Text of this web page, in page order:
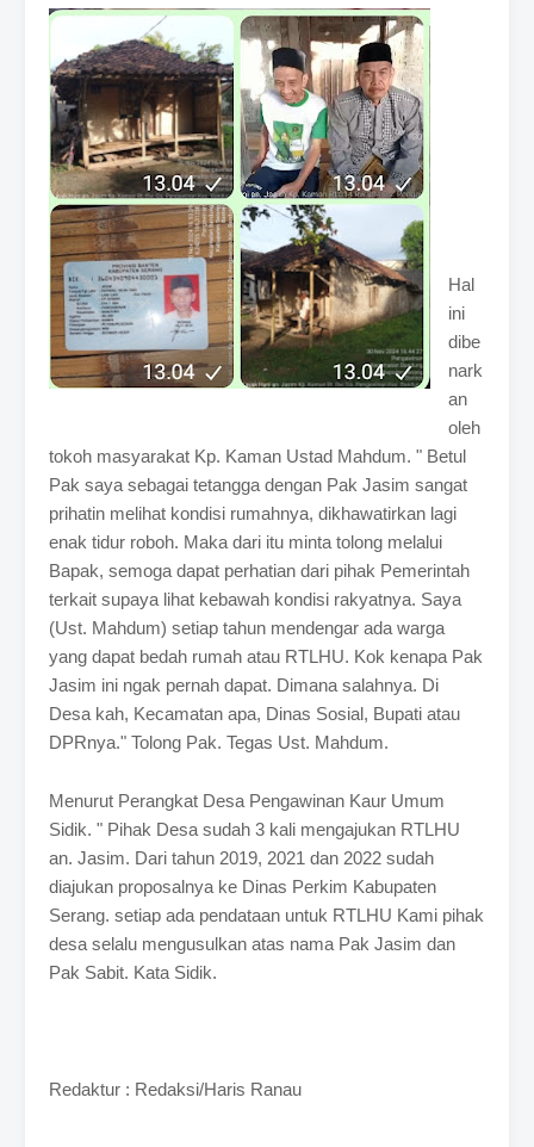
Hal
ini
dibe
nark
an
oleh
tokoh masyarakat Kp. Kaman Ustad Mahdum. " Betul
Pak saya sebagai tetangga dengan Pak Jasim sangat
prihatin melihat kondisi rumahnya, dikhawatirkan lagi
enak tidur roboh. Maka dari itu minta tolong melalui
Bapak, semoga dapat perhatian dari pihak Pemerintah
terkait supaya lihat kebawah kondisi rakyatnya. Saya
(Ust. Mahdum) setiap tahun mendengar ada warga
yang dapat bedah rumah atau RTLHU. Kok kenapa Pak
Jasim ini ngak pernah dapat. Dimana salahnya. Di
Desa kah, Kecamatan apa, Dinas Sosial, Bupati atau
DPRnya." Tolong Pak. Tegas Ust. Mahdum.
Menurut Perangkat Desa Pengawinan Kaur Umum
Sidik. " Pihak Desa sudah 3 kali mengajukan RTLHU
an. Jasim. Dari tahun 2019, 2021 dan 2022 sudah
diajukan proposalnya ke Dinas Perkim Kabupaten
Serang. setiap ada pendataan untuk RTLHU Kami pihak
desa selalu mengusulkan atas nama Pak Jasim dan
Pak Sabit. Kata Sidik.
Redaktur : Redaksi/Haris Ranau